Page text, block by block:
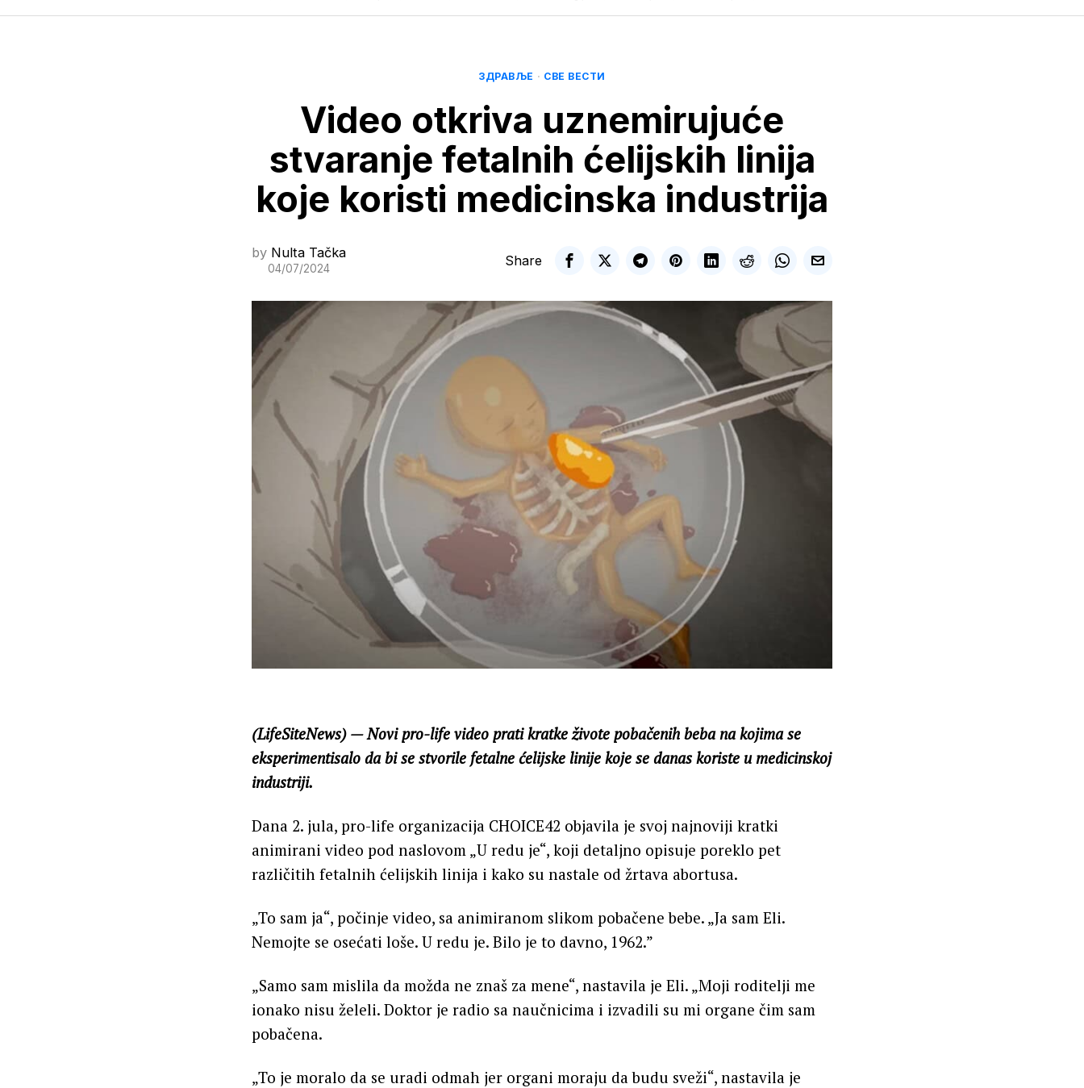
ЗДРАВЉЕ · СВЕ ВЕСТИ
Video otkriva uznemirujuće
stvaranje fetalnih ćelijskih linija
koje koristi medicinska industrija
by Nulta Tačka
04/07/2024
Share
(LifeSiteNews) — Novi pro-life video prati kratke živote pobačenih beba na kojima se
eksperimentisalo da bi se stvorile fetalne ćelijske linije koje se danas koriste u medicinskoj
industriji.
Dana 2. jula, pro-life organizacija CHOICE42 objavila je svoj najnoviji kratki
animirani video pod naslovom „U redu je“, koji detaljno opisuje poreklo pet
različitih fetalnih ćelijskih linija i kako su nastale od žrtava abortusa.
„To sam ja“, počinje video, sa animiranom slikom pobačene bebe. „Ja sam Eli.
Nemojte se osećati loše. U redu je. Bilo je to davno, 1962.”
„Samo sam mislila da možda ne znaš za mene“, nastavila je Eli. „Moji roditelji me
ionako nisu želeli. Doktor je radio sa naučnicima i izvadili su mi organe čim sam
pobačena.
„To je moralo da se uradi odmah jer organi moraju da budu sveži“, nastavila je